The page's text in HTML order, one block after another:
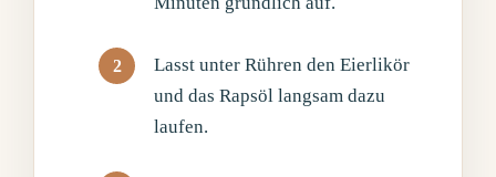
Lasst unter Rühren den Eierlikör
und das Rapsöl langsam dazu
laufen.